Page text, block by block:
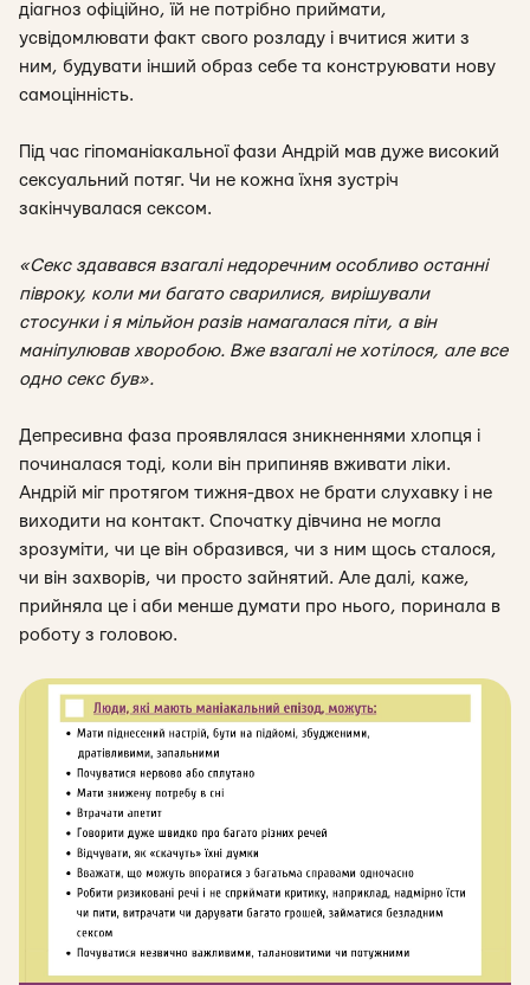
діагноз офіційно, їй не потрібно приймати,
усвідомлювати факт свого розладу і вчитися жити з
ним, будувати інший образ себе та конструювати нову
самоцінність.
Під час гіпоманіакальної фази Андрій мав дуже високий
сексуальний потяг. Чи не кожна їхня зустріч
закінчувалася сексом.
«Секс здавався взагалі недоречним особливо останні
півроку, коли ми багато сварилися, вирішували
стосунки і я мільйон разів намагалася піти, а він
маніпулював хворобою. Вже взагалі не хотілося, але все
одно секс був».
Депресивна фаза проявлялася зникненнями хлопця і
починалася тоді, коли він припиняв вживати ліки.
Андрій міг протягом тижня-двох не брати слухавку і не
виходити на контакт. Спочатку дівчина не могла
зрозуміти, чи це він образився, чи з ним щось сталося,
чи він захворів, чи просто зайнятий. Але далі, каже,
прийняла це і аби менше думати про нього, поринала в
роботу з головою.